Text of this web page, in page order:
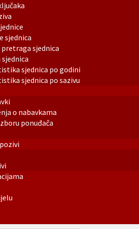
sjednica
sjednica
sjednica po godini
sjednica po sazivu
o nabavkama
ponuđača